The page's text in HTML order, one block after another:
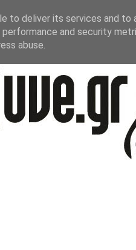
to deliver its services and to
and security
abuse.